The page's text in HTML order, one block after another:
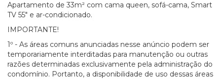
Apartamento de 33m² com cama queen, sofá-cama, Smart
TV 55" e ar-condicionado.
IMPORTANTE!
1º - As áreas comuns anunciadas nesse anúncio podem ser
temporariamente interditadas para manutenção ou outras
razões determinadas exclusivamente pela administração do
condomínio. Portanto, a disponibilidade de uso dessas áreas